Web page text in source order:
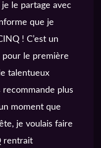
le partage avec
que je
! C’est un
pour le première
talentueux
recommande plus
moment que
je voulais faire
rentrait